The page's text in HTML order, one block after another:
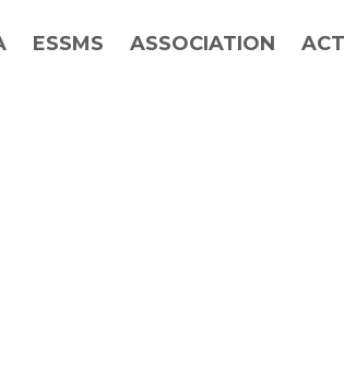
ESSMS ASSOCIATION